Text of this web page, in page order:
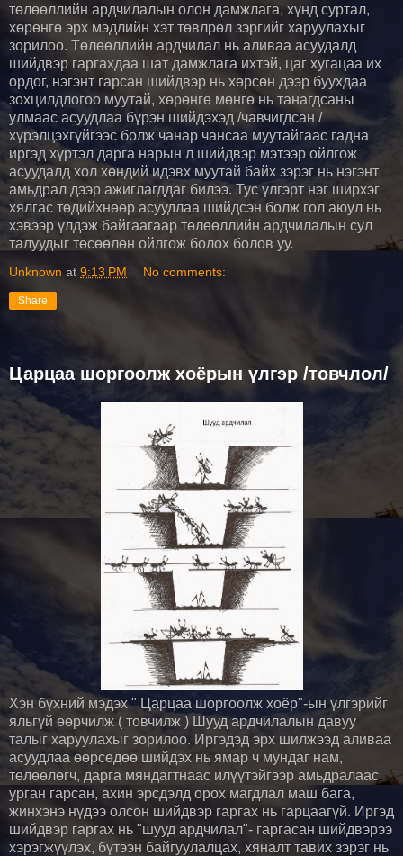
төлөөллийн ардчилалын олон дамжлага, хүнд суртал,
хөрөнгө эрх мэдлийн хэт төвлрөл зэргийг харуулахыг
зорилоо. Төлөөллийн ардчилал нь аливаа асуудалд
шийдвэр гаргахдаа шат дамжлага ихтэй, цаг хугацаа их
ордог, нэгэнт гарсан шийдвэр нь хөрсөн дээр буухдаа
зохцилдлогоо муутай, хөрөнгө мөнгө нь танагдсаны
улмаас асуудлаа бүрэн шийдэхэд /чавчигдсан /
хүрэлцэхгүйгээс болж чанар чансаа муутайгаас гадна
иргэд хүртэл дарга нарын л шийдвэр мэтээр ойлгож
асуудалд хол хөндий идэвх муутай байх зэрэг нь нэгэнт
амьдрал дээр ажиглагддаг билээ. Тус үлгэрт нэг ширхэг
хялгас төдийхнөөр асуудлаа шийдсэн болж гол аюул нь
хэвээр үлдэж байгаагаар төлөөллийн ардчилалын сул
талуудыг төсөөлөн ойлгож болох болов уу.
Unknown at 9:13 PM No comments:
Share
Царцаа шоргоолж хоёрын үлгэр /товчлол/
Хэн бүхний мэдэх " Царцаа шоргоолж хоёр"-ын үлгэрийг
яльгүй өөрчилж ( товчилж ) Шууд ардчилалын давуу
талыг харуулахыг зорилоо. Иргэдэд эрх шилжээд аливаа
асуудлаа өөрсөдөө шийдэх нь ямар ч мундаг нам,
төлөөлөгч, дарга мяндагтнаас илүүтэйгээр амьдралаас
урган гарсан, ахин эрсдэлд орох магдлал маш бага,
жинхэнэ нүдээ олсон шийдвэр гаргах нь гарцаагүй. Иргэд
шийдвэр гаргах нь "шууд ардчилал"- гаргасан шийдвэрээ
хэрэгжүүлэх, бүтээн байгуулалцах, хяналт тавих зэрэг нь